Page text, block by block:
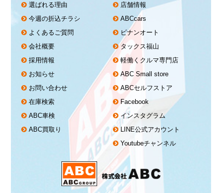
選ばれる理由
今週の折込チラシ
よくあるご質問
会社概要
採用情報
お知らせ
お問い合わせ
店舗情報
ABCcars
ビナンオート
タックス福山
軽働くクルマ専門店
ABC Small store
ABCセルフストア
在庫検索
ABC車検
ABC買取り
Facebook
インスタグラム
LINE公式アカウント
Youtubeチャンネル